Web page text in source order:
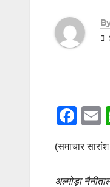
F
c
e
(समाचार
अल्मोड़ा